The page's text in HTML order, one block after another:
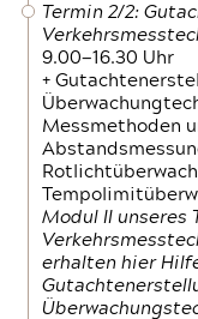
Termin 2/2:
9.00—16.30 Uhr
+
Messmethoden
Modul II unseres
erhalten hier